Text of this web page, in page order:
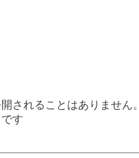
されることはありません。
す